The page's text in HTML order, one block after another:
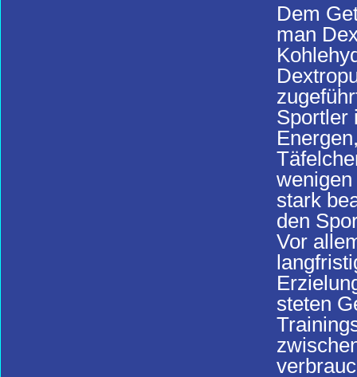
Dem
man
Sportler
stark
den
Vor
steten